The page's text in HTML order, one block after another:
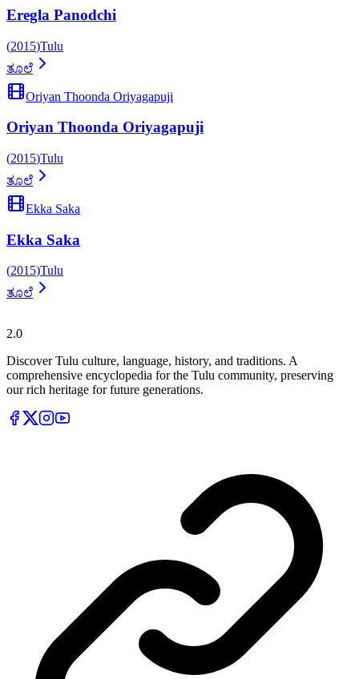
Eregla Panodchi
(2015)Tulu
ತೂಲೆ
Oriyan Thoonda Oriyagapuji
Oriyan Thoonda Oriyagapuji
(2015)Tulu
ತೂಲೆ
Ekka Saka
Ekka Saka
(2015)Tulu
ತೂಲೆ
2.0
Discover Tulu culture, language, history, and traditions. A
comprehensive encyclopedia for the Tulu community, preserving
our rich heritage for future generations.